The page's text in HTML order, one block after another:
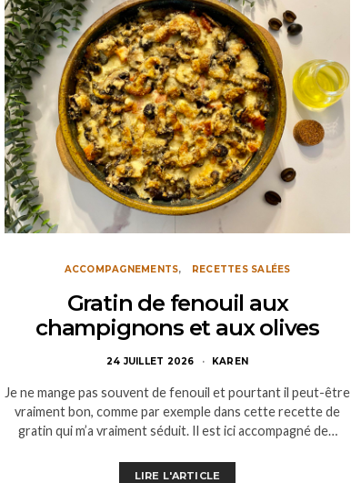
ACCOMPAGNEMENTS RECETTES SALÉES
Gratin de fenouil aux
champignons et aux olives
24 JUILLET 2026 KAREN
Je ne mange pas souvent de fenouil et pourtant il peut-être
vraiment bon, comme par exemple dans cette recette de
gratin qui m’a vraiment séduit. Il est ici accompagné de…
LIRE L'ARTICLE